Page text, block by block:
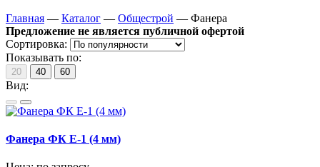
Главная — Каталог — Общестрой — Фанера
Предложение не является публичной офертой
Сортировка:
Показывать по:
20 40 60
Вид:
Фанера ФК Е-1 (4 мм)